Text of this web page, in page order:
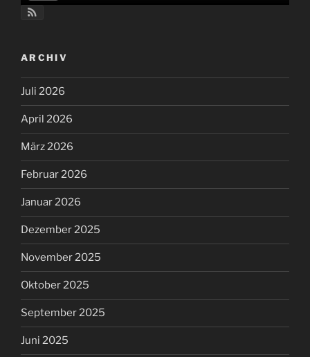
ARCHIV
Juli 2026
April 2026
März 2026
Februar 2026
Januar 2026
Dezember 2025
November 2025
Oktober 2025
September 2025
Juni 2025